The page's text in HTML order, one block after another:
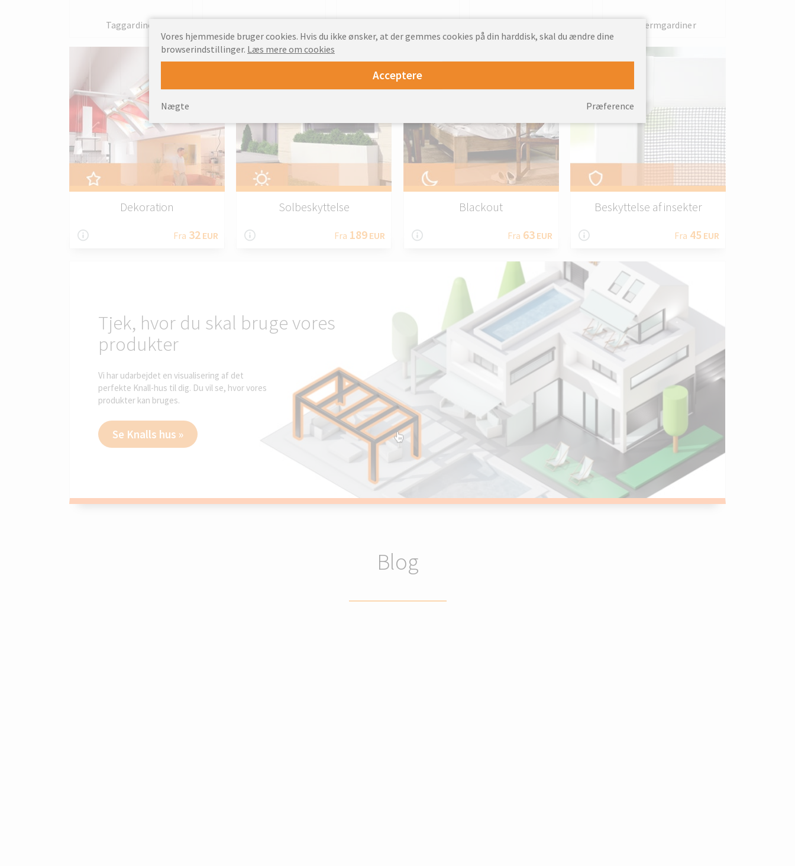
Taggardiner Skærmgardiner
Dekoration
Fra 32EUR
Solbeskyttelse
Fra 189 EUR
Blackout
Fra 63EUR
Beskyttelse af insekter
Fra 45EUR
Tjek, hvor du skal bruge vores
produkter
Vi har udarbejdet en visualisering af det
perfekte Knall-hus til dig. Du vil se, hvor vores
produkter kan bruges.
Se Knalls hus »
Blog
Vores hjemmeside bruger cookies. Hvis du ikke ønsker, at der gemmes cookies på din harddisk, skal du ændre dine
browserindstillinger. Læs mere om cookies
Acceptere
Præference
Nægte